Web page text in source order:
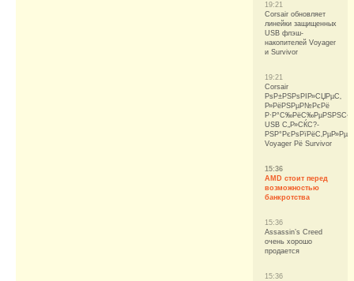
19:21
Corsair обновляет
линейки защищенных
USB флэш-
накопителей Voyager
и Survivor
19:21
Corsair
РѕР±РЅРѕРІР»СЏРµС‚
Р»РёРЅРµР№РєРё
USB С„Р»СЌС?-
Voyager Рё Survivor
15:36
AMD стоит перед
возможностью
банкротства
15:36
Assassin’s Creed
очень хорошо
продается
15:36